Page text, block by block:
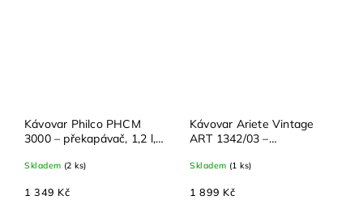
Kávovar Philco PHCM
3000 – překapávač, 1,2 l,
časovač, anti-drip, 800 W
Skladem (2 ks)
1 349 Kč
Kávovar Ariete Vintage
ART 1342/03 –
LCD, časovač,
Skladem (1 ks)
1 899 Kč